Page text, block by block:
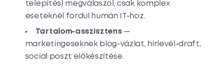
telepítés) megválaszol, csak komplex
eseteknél fordul humán IT-hoz.
Tartalom-asszisztens—
marketingeseknek blog-vázlat, hírlevél-draft,
social poszt előkészítése.